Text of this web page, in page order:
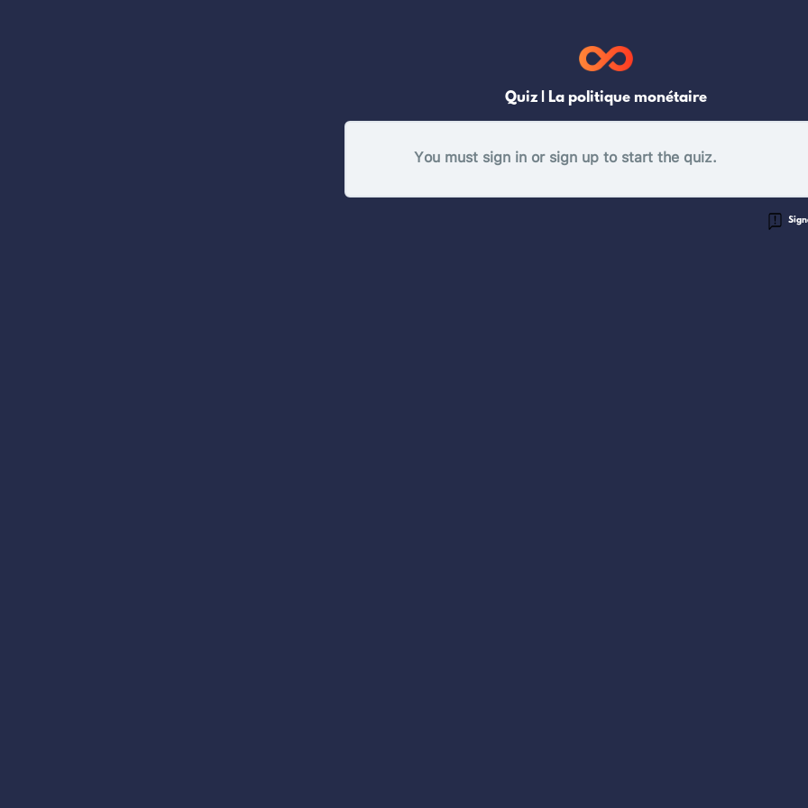
Quiz | La politique monétaire
You must sign in or sign up to start the quiz.